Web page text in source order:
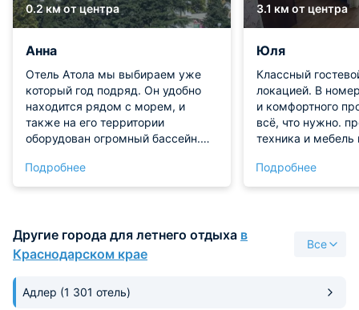
0.2 км от центра
Анна
Отель Атола мы выбираем уже
который год подряд. Он удобно
находится рядом с морем, и
также на его территории
оборудован огромный бассейн.
есть и их хватает на всех
отдыхающих. Номера
видом на море. Ресторан свой
работает шикарный с хорошей
верандой. Действующая система
место и менять отель для отпуска
Подробнее
3.1 км от центра
Юля
Классный
локацией. В
и комфортного
всё, что нужно.
техника и
во время
заметили!
Подробнее
Другие города для летнего отдыха в
Краснодарском крае
Все
Адлер (1 301 отель)